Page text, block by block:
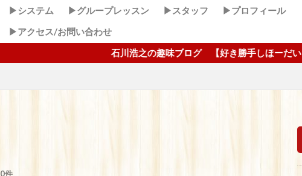
▶システム ▶グループレッスン ▶スタッフ
▶プロフィール
▶アクセス/お問い合わせ
石川浩之の趣味ブログ 【好き勝手しほーだい！】 ここクリック！
0件